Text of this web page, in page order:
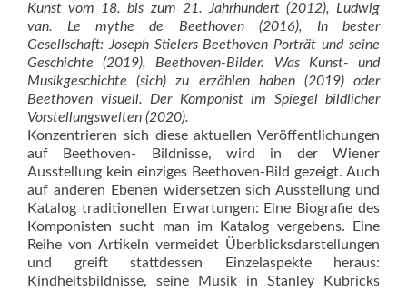
Kunst vom 18. bis zum 21. Jahrhundert (2012), Ludwig
van. Le mythe de Beethoven (2016), In bester
Gesellschaft: Joseph Stielers Beethoven-Porträt und seine
Geschichte (2019), Beethoven-Bilder. Was Kunst- und
Musikgeschichte (sich) zu erzählen haben (2019) oder
Beethoven visuell. Der Komponist im Spiegel bildlicher
Vorstellungswelten (2020).
Konzentrieren sich diese aktuellen Veröffentlichungen
auf Beethoven- Bildnisse, wird in der Wiener
Ausstellung kein einziges Beethoven-Bild gezeigt. Auch
auf anderen Ebenen widersetzen sich Ausstellung und
Katalog traditionellen Erwartungen: Eine Biografie des
Komponisten sucht man im Katalog vergebens. Eine
Reihe von Artikeln vermeidet Überblicksdarstellungen
und greift stattdessen Einzelaspekte heraus:
Kindheitsbildnisse, seine Musik in Stanley Kubricks